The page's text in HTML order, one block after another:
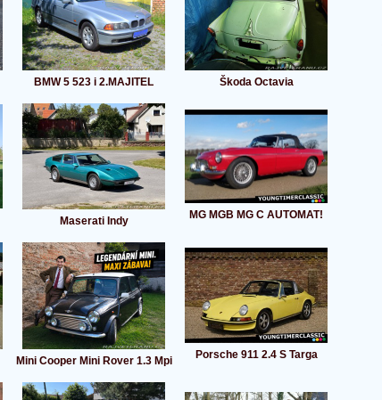
BMW 5 523 i 2.MAJITEL Škoda Octavia
Maserati Indy MG MGB MG C AUTOMAT!
Mini Cooper Mini Rover 1.3 Mpi Porsche 911 2.4 S Targa